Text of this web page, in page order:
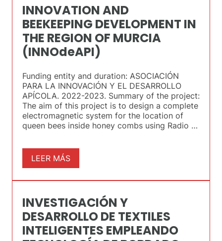
INNOVATION AND
BEEKEEPING DEVELOPMENT IN
THE REGION OF MURCIA
(INNOdeAPI)
Funding entity and duration: ASOCIACIÓN
PARA LA INNOVACIÓN Y EL DESARROLLO
APÍCOLA. 2022-2023. Summary of the project:
The aim of this project is to design a complete
electromagnetic system for the location of
queen bees inside honey combs using Radio …
LEER MÁS
INVESTIGACIÓN Y
DESARROLLO DE TEXTILES
INTELIGENTES EMPLEANDO